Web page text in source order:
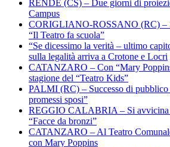
RENDE (CS) – Due giorni di
Campus
CORIGLIANO-ROSSANO (RC) –
“Il Teatro fa scuola”
“Se dicessimo la verità – ultimo
sulla legalità arriva a Crotone e Locri
CATANZARO – Con “Mary
stagione del “Teatro Kids”
PALMI (RC) – Successo di pubblico
promessi sposi”
REGGIO CALABRIA – Si avvicina
“Facce da bronzi”
CATANZARO – Al Teatro
con Mary Poppins